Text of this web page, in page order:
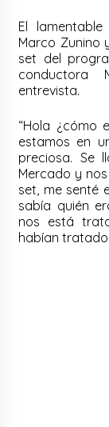
El
Marco Zunino
set del
conductora
entrevista.
“Hola ¿cómo
estamos en
preciosa. Se
Mercado y
set, me senté
sabía quién
nos está
habían tratado